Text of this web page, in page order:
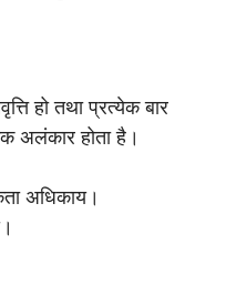
हो तथा प्रत्येक बार
अलंकार होता है।
अधिकाय।